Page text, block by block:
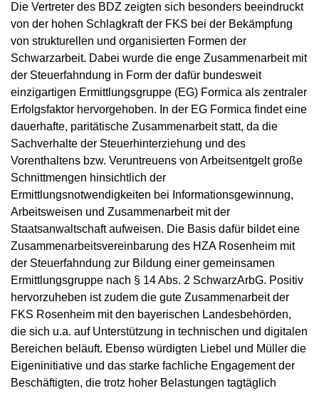
Die Vertreter des BDZ zeigten sich besonders beeindruckt
von der hohen Schlagkraft der FKS bei der Bekämpfung
von strukturellen und organisierten Formen der
Schwarzarbeit. Dabei wurde die enge Zusammenarbeit mit
der Steuerfahndung in Form der dafür bundesweit
einzigartigen Ermittlungsgruppe (EG) Formica als zentraler
Erfolgsfaktor hervorgehoben. In der EG Formica findet eine
dauerhafte, paritätische Zusammenarbeit statt, da die
Sachverhalte der Steuerhinterziehung und des
Vorenthaltens bzw. Veruntreuens von Arbeitsentgelt große
Schnittmengen hinsichtlich der
Ermittlungsnotwendigkeiten bei Informationsgewinnung,
Arbeitsweisen und Zusammenarbeit mit der
Staatsanwaltschaft aufweisen. Die Basis dafür bildet eine
Zusammenarbeitsvereinbarung des HZA Rosenheim mit
der Steuerfahndung zur Bildung einer gemeinsamen
Ermittlungsgruppe nach § 14 Abs. 2 SchwarzArbG. Positiv
hervorzuheben ist zudem die gute Zusammenarbeit der
FKS Rosenheim mit den bayerischen Landesbehörden,
die sich u.a. auf Unterstützung in technischen und digitalen
Bereichen beläuft. Ebenso würdigten Liebel und Müller die
Eigeninitiative und das starke fachliche Engagement der
Beschäftigten, die trotz hoher Belastungen tagtäglich